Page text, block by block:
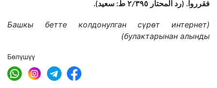
فقرروا . (رد المحتار ٢ /٣٩٥ ط : سعيد).
(Башкы бетте колдонулган сүрөт интернет
булактарынан алынды)
Бөлүшүү